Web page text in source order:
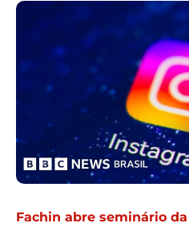
Fachin abre seminário